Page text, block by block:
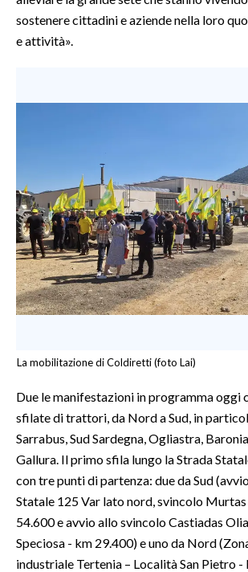
sostenere cittadini e aziende nella loro
e attività».
La mobilitazione di Coldiretti (foto Lai)
Due le manifestazioni in programma oggi
sfilate di trattori, da Nord a Sud, in
Sarrabus, Sud Sardegna, Ogliastra,
Gallura. Il primo sfila lungo la Strada
con tre punti di partenza: due da Sud
Statale 125 Var lato nord, svincolo
54.600 e avvio allo svincolo Castiadas Olia
Speciosa - km 29.400) e uno da Nord
industriale Tertenia – Località San Pietro -